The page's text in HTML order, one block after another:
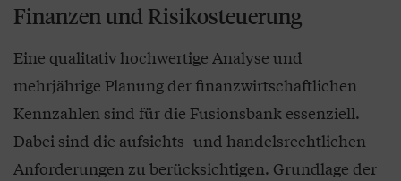
Finanzen und Risikosteuerung
Eine qualitativ hochwertige Analyse und
mehrjährige Planung der finanzwirtschaftlichen
Kennzahlen sind für die Fusionsbank essenziell.
Dabei sind die aufsichts- und handelsrechtlichen
Anforderungen zu berücksichtigen. Grundlage der